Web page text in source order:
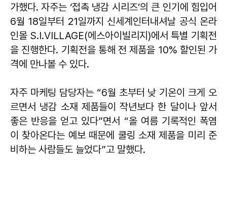
가했다. 자주는 ‘접촉 냉감 시리즈’의 큰 인기에 힘입어
6월 18일부터 21일까지 신세계인터내셔날 공식 온라
인몰 S.I.VILLAGE(에스아이빌리지)에서 특별 기획전
을 진행한다. 기획전을 통해 전 제품을 10% 할인된 가
격에 만나볼 수 있다.
자주 마케팅 담당자는 “6월 초부터 낮 기온이 크게 오
르면서 냉감 소재 제품들이 작년보다 한 달이나 앞서
좋은 반응을 얻고 있다”면서 “올 여름 기록적인 폭염
이 찾아온다는 예보 때문에 쿨링 소재 제품을 미리 준
비하는 사람들도 늘었다”고 말했다.